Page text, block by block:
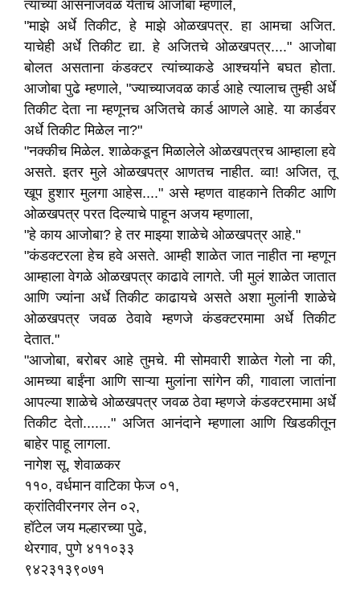
त्यांच्या आसनाजवळ येताच आजोबा म्हणाले,
"माझे अर्धे तिकीट, हे माझे ओळखपत्र. हा आमचा अजित.
याचेही अर्धे तिकीट द्या. हे अजितचे ओळखपत्र...." आजोबा
बोलत असताना कंडक्टर त्यांच्याकडे आश्चर्याने बघत होता.
आजोबा पुढे म्हणाले, "ज्याच्याजवळ कार्ड आहे त्यालाच तुम्ही अर्धे
तिकीट देता ना म्हणूनच अजितचे कार्ड आणले आहे. या कार्डवर
अर्धे तिकीट मिळेल ना?"
"नक्कीच मिळेल. शाळेकडून मिळालेले ओळखपत्रच आम्हाला हवे
असते. इतर मुले ओळखपत्र आणतच नाहीत. व्वा! अजित, तू
खूप हुशार मुलगा आहेस...." असे म्हणत वाहकाने तिकीट आणि
ओळखपत्र परत दिल्याचे पाहून अजय म्हणाला,
"हे काय आजोबा? हे तर माझ्या शाळेचे ओळखपत्र आहे."
"कंडक्टरला हेच हवे असते. आम्ही शाळेत जात नाहीत ना म्हणून
आम्हाला वेगळे ओळखपत्र काढावे लागते. जी मुलं शाळेत जातात
आणि ज्यांना अर्धे तिकीट काढायचे असते अशा मुलांनी शाळेचे
ओळखपत्र जवळ ठेवावे म्हणजे कंडक्टरमामा अर्धे तिकीट
देतात."
"आजोबा, बरोबर आहे तुमचे. मी सोमवारी शाळेत गेलो ना की,
आमच्या बाईंना आणि साऱ्या मुलांना सांगेन की, गावाला जातांना
आपल्या शाळेचे ओळखपत्र जवळ ठेवा म्हणजे कंडक्टरमामा अर्धे
तिकीट देतो......." अजित आनंदाने म्हणाला आणि खिडकीतून
बाहेर पाहू लागला.
नागेश सू. शेवाळकर
११०, वर्धमान वाटिका फेज ०१,
क्रांतिवीरनगर लेन ०२,
हॉटेल जय मल्हारच्या पुढे,
थेरगाव, पुणे ४११०३३
९४२३१३९०७१